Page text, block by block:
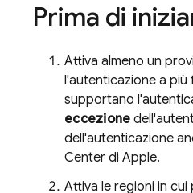
Prima di
Attiva almeno un
l'autenticazione a
supportano
eccezione
dell'autenticazione
Center di Apple.
Attiva le regioni in